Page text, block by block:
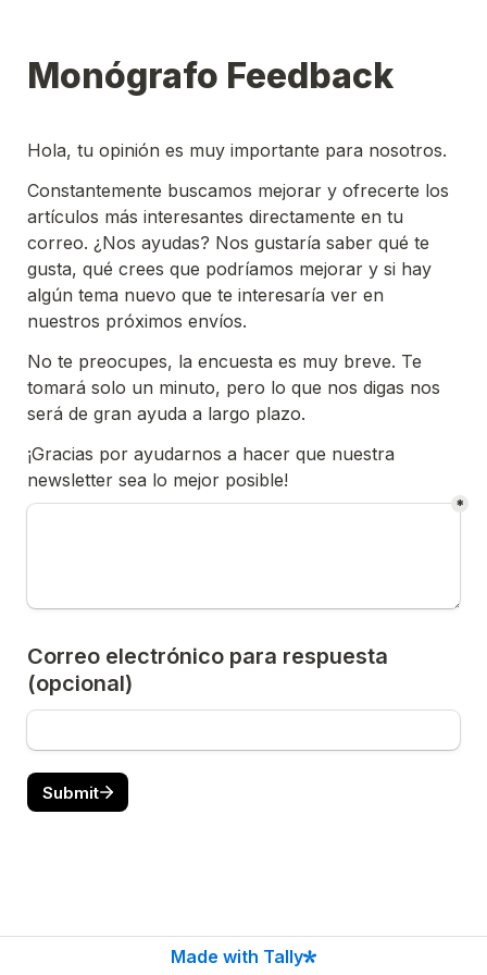
Monógrafo Feedback
Hola, tu opinión es muy importante para nosotros.
Constantemente buscamos mejorar y ofrecerte los
artículos más interesantes directamente en tu
correo. ¿Nos ayudas? Nos gustaría saber qué te
gusta, qué crees que podríamos mejorar y si hay
algún tema nuevo que te interesaría ver en
nuestros próximos envíos.
No te preocupes, la encuesta es muy breve. Te
tomará solo un minuto, pero lo que nos digas nos
será de gran ayuda a largo plazo.
¡Gracias por ayudarnos a hacer que nuestra
newsletter sea lo mejor posible!
*
Correo electrónico para respuesta
(opcional)
Submit
Made with Tally